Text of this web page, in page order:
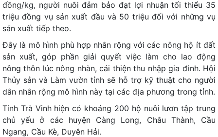
đồng/kg, người nuôi đảm bảo đạt lợi nhuận tối thiểu 35
triệu đồng vụ sản xuất đầu và 50 triệu đối với những vụ
sản xuất tiếp theo.
Đây là mô hình phù hợp nhân rộng với các nông hộ ít đất
sản xuất, góp phần giải quyết việc làm cho lao động
nông thôn lúc nông nhàn, cải thiện thu nhập gia đình. Hội
Thủy sản và Làm vườn tỉnh sẽ hỗ trợ kỹ thuật cho người
dân nhân rộng mô hình này tại các địa phương trong tỉnh.
Tỉnh Trà Vinh hiện có khoảng 200 hộ nuôi lươn tập trung
chủ yếu ở các huyện Càng Long, Châu Thành, Cầu
Ngang, Cầu Kè, Duyên Hải.